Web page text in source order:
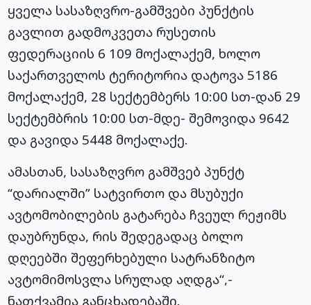
ყველა სასაზღვრო-გამშვები პუნქტის
გავლით გადმოკვეთა რუსეთის
ფედერაციის 6 109 მოქალაქემ, ხოლო
საქართველოს ტერიტორია დატოვა 5186
მოქალაქემ, 28 სექტემბერს 10:00 სთ-დან 29
სექტემბრის 10:00 სთ-მდე- შემოვიდა 9642
და გავიდა 5448 მოქალაქე.
ამასთან, სასაზღვრო გამშვებ პუნქტ
“დარიალში” სატვირთო და მსუბუქი
ავტომობილების გატარება ჩვეულ რეჟიმს
დაუბრუნდა, რის შედეგადაც ბოლო
დღეებში შეფერხებული სატრანზიტო
ავტომიმოსვლა სრულად აღდგა“,-
ნათქვამია განცხადებაში.